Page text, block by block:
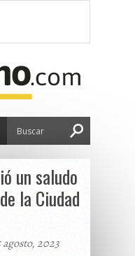
un saludo
la Ciudad
2023